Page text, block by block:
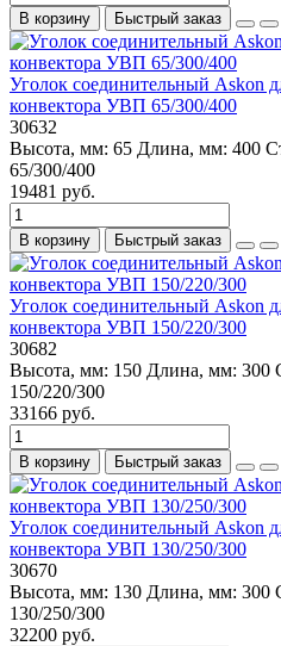
В корзину Быстрый заказ
Уголок соединительный Askon
конвектора УВП 65/300/400
30632
Высота, мм: 65 Длина, мм: 400
65/300/400
19481 руб.
В корзину Быстрый заказ
Уголок соединительный Askon
конвектора УВП 150/220/300
30682
Высота, мм: 150 Длина, мм: 300
150/220/300
33166 руб.
В корзину Быстрый заказ
Уголок соединительный Askon
конвектора УВП 130/250/300
30670
Высота, мм: 130 Длина, мм: 300
130/250/300
32200 руб.